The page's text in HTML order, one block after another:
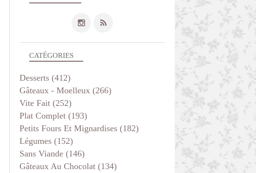
CATÉGORIES
Desserts (412)
Gâteaux - Moelleux (266)
Vite Fait (252)
Plat Complet (193)
Petits Fours Et Mignardises (182)
Légumes (152)
Sans Viande (146)
Gâteaux Au Chocolat (134)